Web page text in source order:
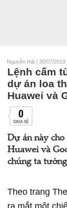
Nguyễn Hải | 30/07/2019
Lệnh cấm
dự án loa
Huawei và
0
CHIA SẺ
Dự án này
Huawei và
chúng ta
Theo trang
ra mắt một